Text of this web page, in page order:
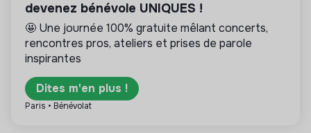
devenez bénévole UNIQUES !
🤩 Une journée 100% gratuite mêlant concerts,
rencontres pros, ateliers et prises de parole
inspirantes
Dites m'en plus !
Paris • Bénévolat